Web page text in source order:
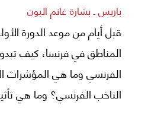
باريس ـ بشارة غانم البون
قبل أيام من موعد الدورة
المناطق في فرنسا، كيف
الفرنسي وما هي المؤشرات
الناخب الفرنسي؟ وما هي